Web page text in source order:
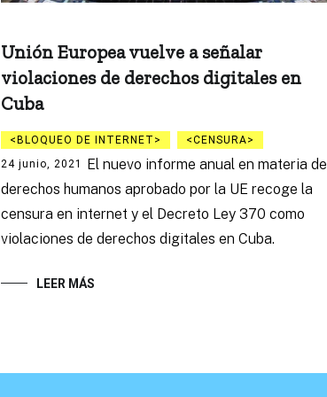
Unión Europea vuelve a señalar
violaciones de derechos digitales en
Cuba
BLOQUEO DE INTERNET
CENSURA
24 junio, 2021
El nuevo informe anual en materia de
derechos humanos aprobado por la UE recoge la
censura en internet y el Decreto Ley 370 como
violaciones de derechos digitales en Cuba.
LEER MÁS